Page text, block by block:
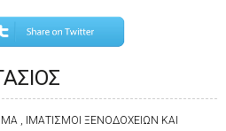
, ΙΜΑΤΙΣΜΟΙ ΞΕΝΟΔΟΧΕΙΩΝ ΚΑΙ